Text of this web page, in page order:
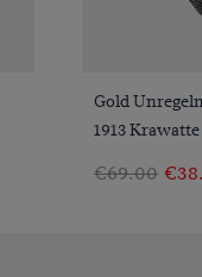
Gold
1913 Krawatte
€69.00